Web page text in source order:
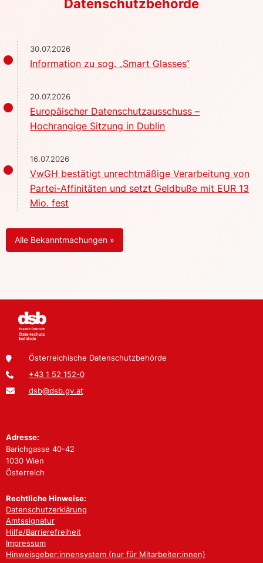
Datenschutzbehörde
30.07.2026
Information zu sog. „Smart Glasses“
20.07.2026
Europäischer Datenschutzausschuss –
Hochrangige Sitzung in Dublin
16.07.2026
VwGH bestätigt unrechtmäßige Verarbeitung von
Partei-Affinitäten und setzt Geldbuße mit EUR 13
Mio. fest
Alle Bekanntmachungen »
Österreichische Datenschutzbehörde
+43 1 52 152-0
dsb@dsb.gv.at
Adresse:
Barichgasse 40-42
1030 Wien
Österreich
Rechtliche Hinweise:
Datenschutzerklärung
Amtssignatur
Hilfe/Barrierefreiheit
Impressum
Hinweisgeber:innensystem (nur für Mitarbeiter:innen)